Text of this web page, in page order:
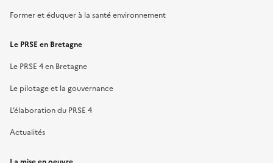
Former et éduquer à la santé environnement
Le PRSE en Bretagne
Le PRSE 4 en Bretagne
Le pilotage et la gouvernance
L’élaboration du PRSE 4
Actualités